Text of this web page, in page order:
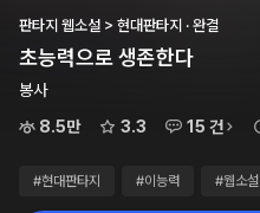
판타지 웹소설 > 현대판타지 · 완결
초능력으로 생존한다
봉사
8.5만
3.3 15 건
#현대판타지 #이능력 #웹소설